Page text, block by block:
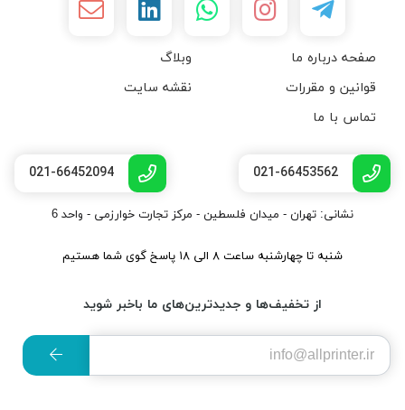
صفحه درباره ما
وبلاگ
قوانین و مقررات
نقشه سایت
تماس با ما
021-66453562
021-66452094
نشانی: تهران - میدان فلسطین - مرکز تجارت خوارزمی - واحد 6
شنبه تا چهارشنبه ساعت ۸ الی ۱۸ پاسخ گوی شما هستیم
از تخفیف‌ها و جدیدترین‌های ما باخبر شوید